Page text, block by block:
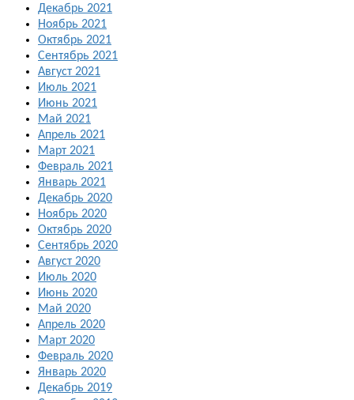
Декабрь 2021
Ноябрь 2021
Октябрь 2021
Сентябрь 2021
Август 2021
Июль 2021
Июнь 2021
Май 2021
Апрель 2021
Март 2021
Февраль 2021
Январь 2021
Декабрь 2020
Ноябрь 2020
Октябрь 2020
Сентябрь 2020
Август 2020
Июль 2020
Июнь 2020
Май 2020
Апрель 2020
Март 2020
Февраль 2020
Январь 2020
Декабрь 2019